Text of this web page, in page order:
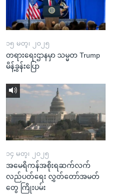
၁၅ မတ္၊ ၂၀၂၅
တရားရေးဌာနမှာ သမ္မတ Trump
မိန့်ခွန်းပြော
၁၄ မတ္၊ ၂၀၂၅
အမေရိကန်အစိုးရဆက်လက်
လည်ပတ်ရေး လွှတ်တော်အမတ်
တွေ ကြိုးပမ်း